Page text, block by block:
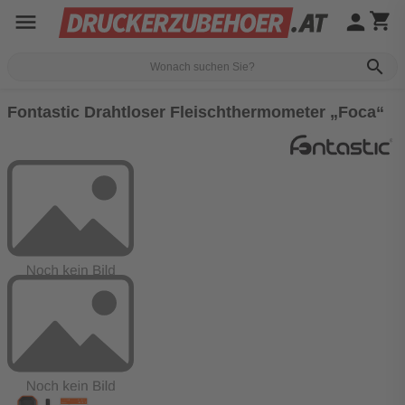
menu
search
person shopping_cart
Fontastic Drahtloser Fleischthermometer „Foca“